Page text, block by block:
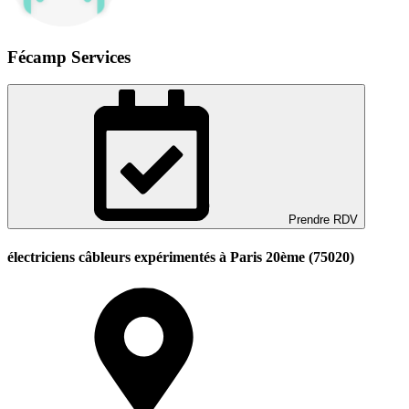
Fécamp Services
Prendre RDV
électriciens câbleurs expérimentés à Paris 20ème (75020)